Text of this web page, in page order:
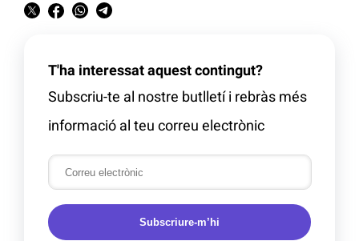
T'ha interessat aquest contingut?
Subscriu-te al nostre butlletí i rebràs més
informació al teu correu electrònic
Subscriure-m’hi